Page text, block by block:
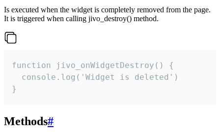
Is executed when the widget is completely removed from the page.
It is triggered when calling jivo_destroy() method.
function jivo_onWidgetDestroy() {
  console.log('Widget is deleted')
}
Methods#